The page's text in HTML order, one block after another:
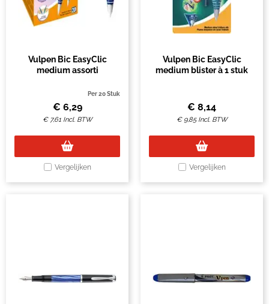
Vulpen Bic EasyClic
medium assorti
Per 20 Stuk
€ 6,29
€ 7,61 Incl. BTW
Vergelijken
Vulpen Bic EasyClic
medium blister à 1 stuk
€ 8,14
€ 9,85 Incl. BTW
Vergelijken